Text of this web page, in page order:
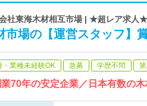
社東海木材相互市場 | ★超レア求人
市場の【運営スタッフ】
・業種未経験OK 急募 学歴不問
業70年の安定企業／日本有数の